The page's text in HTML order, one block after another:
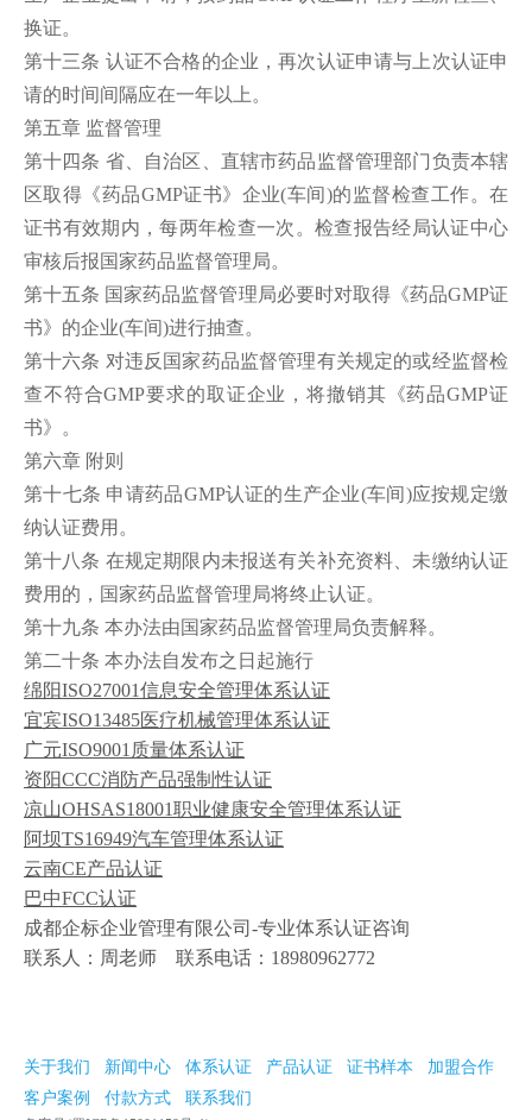
换证。
第十三条 认证不合格的企业，再次认证申请与上次认证申
请的时间间隔应在一年以上。
第五章 监督管理
第十四条 省、自治区、直辖市药品监督管理部门负责本辖
区取得《药品GMP证书》企业(车间)的监督检查工作。在
证书有效期内，每两年检查一次。检查报告经局认证中心
审核后报国家药品监督管理局。
第十五条 国家药品监督管理局必要时对取得《药品GMP证
书》的企业(车间)进行抽查。
第十六条 对违反国家药品监督管理有关规定的或经监督检
查不符合GMP要求的取证企业，将撤销其《药品GMP证
书》。
第六章 附则
第十七条 申请药品GMP认证的生产企业(车间)应按规定缴
纳认证费用。
第十八条 在规定期限内未报送有关补充资料、未缴纳认证
费用的，国家药品监督管理局将终止认证。
第十九条 本办法由国家药品监督管理局负责解释。
第二十条 本办法自发布之日起施行
绵阳ISO27001信息安全管理体系认证
宜宾ISO13485医疗机械管理体系认证
广元ISO9001质量体系认证
资阳CCC消防产品强制性认证
凉山OHSAS18001职业健康安全管理体系认证
阿坝TS16949汽车管理体系认证
云南CE产品认证
巴中FCC认证
成都企标企业管理有限公司-专业体系认证咨询
联系人：周老师 联系电话：18980962772
关于我们 新闻中心 体系认证 产品认证 证书样本
加盟合作
客户案例
付款方式 联系我们